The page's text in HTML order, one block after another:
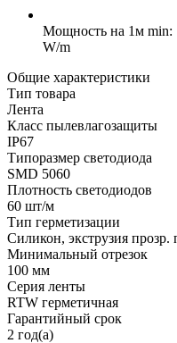
Мощность на 1м min:
W/m
Общие характеристики
Тип товара
Лента
Класс пылевлагозащиты
IP67
Типоразмер светодиода
SMD 5060
Плотность светодиодов
60 шт/м
Тип герметизации
Силикон, экструзия прозр.
Минимальный отрезок
100 мм
Серия ленты
RTW герметичная
Гарантийный срок
2 год(а)